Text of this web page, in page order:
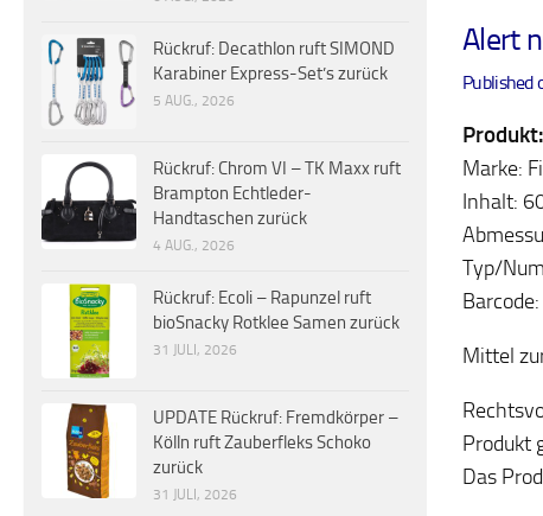
Alert
Marke:
Inhalt:
Typ/
Mittel
Produkt
Das
Rückruf: Decathlon ruft SIMOND
Karabiner Express-Set’s zurück
5 AUG., 2026
Rückruf: Chrom VI – TK Maxx ruft
Brampton Echtleder-
Handtaschen zurück
4 AUG., 2026
Rückruf: Ecoli – Rapunzel ruft
bioSnacky Rotklee Samen zurück
31 JULI, 2026
UPDATE Rückruf: Fremdkörper –
Kölln ruft Zauberfleks Schoko
zurück
31 JULI, 2026